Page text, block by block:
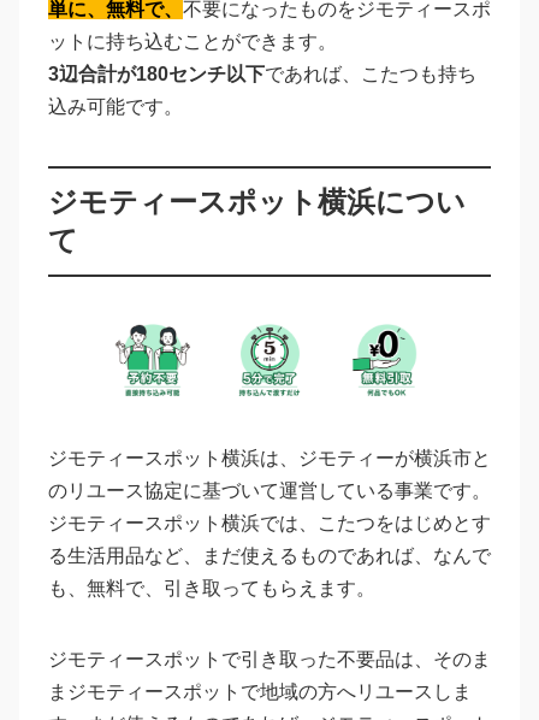
単に、無料で、 不要になったものをジモティースポ
ットに持ち込むことができます。
3辺合計が180センチ以下であれば、こたつも持ち
込み可能です。
ジモティースポット横浜につい
て
ジモティースポット横浜は、ジモティーが横浜市と
のリユース協定に基づいて運営している事業です。
ジモティースポット横浜では、こたつをはじめとす
る生活用品など、まだ使えるものであれば、なんで
も、無料で、引き取ってもらえます。
ジモティースポットで引き取った不要品は、そのま
まジモティースポットで地域の方へリユースしま